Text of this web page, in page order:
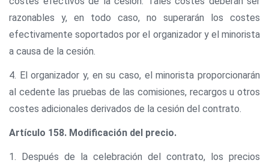
razonables y, en todo caso, no superarán los costes
efectivamente soportados por el organizador y el minorista
a causa de la cesión.
4. El organizador y, en su caso, el minorista proporcionarán
al cedente las pruebas de las comisiones, recargos u otros
costes adicionales derivados de la cesión del contrato.
Artículo 158. Modificación del precio.
1. Después de la celebración del contrato, los precios